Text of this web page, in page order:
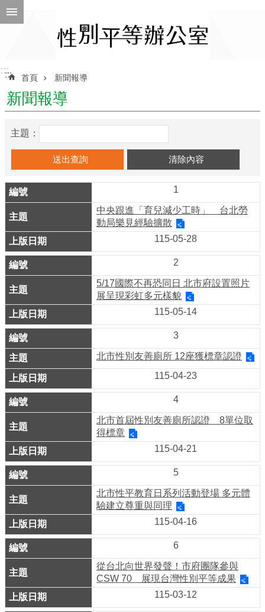
跳到主要內容區塊
平
等
辦
公
室
性
別
平
等
委
員
會
性
別
友
善
廁
所
認
證
畫
性
別
主
化
臺
北
亮
國
:::::: 首頁 新聞報導
新聞報導
主題：
1
中央跟進「育兒減少工時」 台北勞
動局樂見經驗擴散
115-05-28
2
5/17國際不再恐同日 北市府設置照片
展呈現彩虹多元樣貌
115-05-14
3
北市性別友善廁所 12座獲標章認證
115-04-23
4
北市首屆性別友善廁所認證 8單位取
得標章
115-04-21
5
北市性平教育日系列活動登場 多元體
驗建立尊重與同理
115-04-16
6
從台北向世界發聲！市府團隊參與
CSW 70 展現台灣性別平等成果
115-03-12